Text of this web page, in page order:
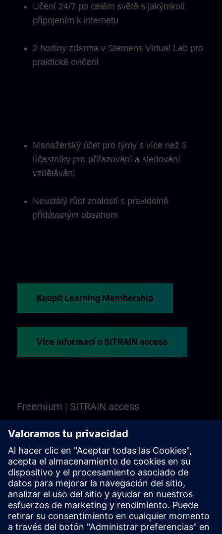
Učení 24/7 po celém světě s jakýmkoli
připojením k internetu
2 hodiny zdarma v Siemens Virtual Lab pro
praktické cvičení
Manažerský účet pro týmy s více než 5
účastníky pro přiřazování a sledování
vzdělávání
Neustálý růst znalostí s pravidelně
přidávaným obsahem
Koupit Learning Membership
Více informací o SITRAIN access
Freemium | SITRAIN access
Ještě nejste přesvědčeni? Freemium je výchozí
bod pro seznámení s vybranými webovými
školeními a kurzy SITRAIN access. Je zdarma —
není potřeba Learning Membership!
Vyzkoušet Freemium | SITRAIN access